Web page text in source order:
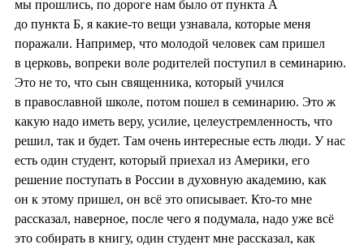
мы прошлись, по дороге нам было от пункта А
до пункта Б, я какие-то вещи узнавала, которые меня
поражали. Например, что молодой человек сам пришел
в церковь, вопреки воле родителей поступил в семинарию.
Это не то, что сын священника, который учился
в православной школе, потом пошел в семинарию. Это ж
какую надо иметь веру, усилие, целеустремленность, что
решил, так и будет. Там очень интересные есть люди. У нас
есть один студент, который приехал из Америки, его
решение поступать в России в духовную академию, как
он к этому пришел, он всё это описывает. Кто-то мне
рассказал, наверное, после чего я подумала, надо уже всё
это собирать в книгу, один студент мне рассказал, как